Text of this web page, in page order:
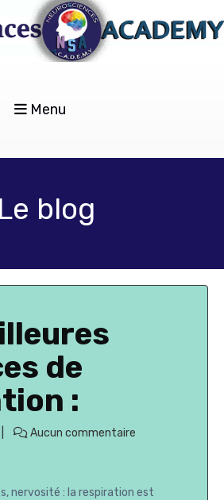
Menu
Le blog
de
:
Aucun commentaire
nervosité : la respiration est